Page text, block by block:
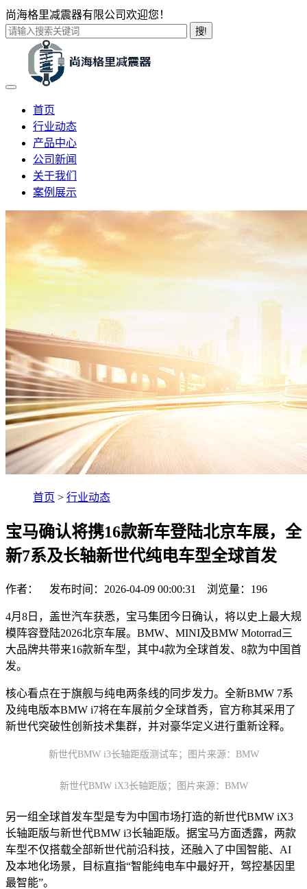
尚海格里减震器有限公司欢迎您！
搜!
首页
行业动态
产品中心
公司新闻
关于我们
案例展示
首页 > 行业动态
宝马确认将携16款新车登陆北京车展，全
新7系及长轴新世代纯电车型全球首发
作者： 发布时间：2026-04-09 00:00:31 浏览量： 196
4月8日，盖世汽车获悉，宝马集团今日确认，将以史上最大规
模阵容登陆2026北京车展。BMW、MINI及BMW Motorrad三
大品牌共带来16款新车型，其中4款为全球首发、8款为中国首
发。
核心看点在于旗舰与纯电两条线的同步发力。全新BMW 7系
及纯电版本BMW i7将在车展前夕全球首秀，官方称其采用了
新世代突破性创新技术集群，并对豪华定义进行重新诠释。
新世代BMW i3长轴距版测试车；图片来源：BMW
新世代BMW iX3长轴距版；图片来源：BMW
另一组全球首发车型是专为中国市场打造的新世代BMW iX3
长轴距版与新世代BMW i3长轴距版。据宝马方面透露，两款
车型不仅搭载全部新世代前沿科技，还融入了中国智能、AI
及本地化场景，目标直指“智能纯电车中最好开，驾控基因里
最智能”。